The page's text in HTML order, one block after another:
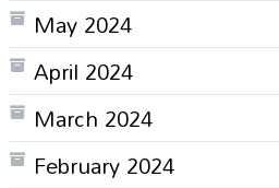
May 2024
April 2024
March 2024
February 2024